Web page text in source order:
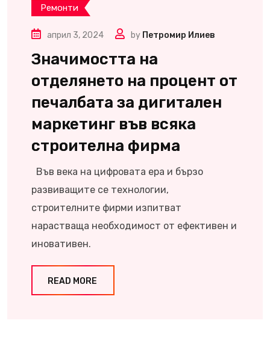
Ремонти
април 3, 2024 by Петромир Илиев
Значимостта на
отделянето на процент от
печалбата за дигитален
маркетинг във всяка
строителна фирма
Във века на цифровата ера и бързо
развиващите се технологии,
строителните фирми изпитват
нарастваща необходимост от ефективен и
иновативен.
READ MORE